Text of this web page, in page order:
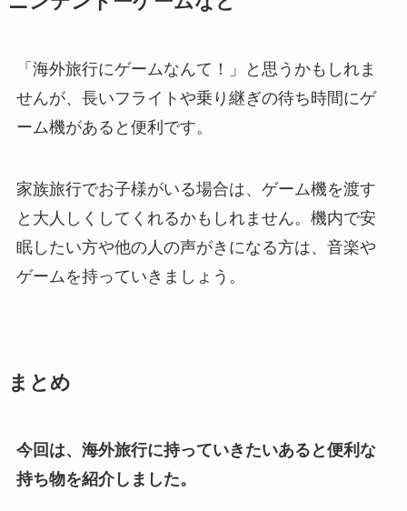
「海外旅行にゲームなんて！」と思うかもしれま
せんが、長いフライトや乗り継ぎの待ち時間にゲ
ーム機があると便利です。
家族旅行でお子様がいる場合は、ゲーム機を渡す
と大人しくしてくれるかもしれません。機内で安
眠したい方や他の人の声がきになる方は、音楽や
ゲームを持っていきましょう。
まとめ
今回は、海外旅行に持っていきたいあると便利な
持ち物を紹介しました。